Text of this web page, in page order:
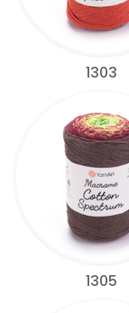
1303
1305